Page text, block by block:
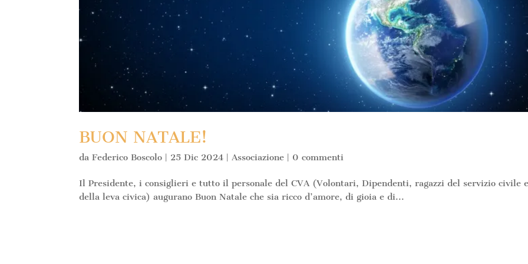
BUON NATALE!
daFederico Boscolo 25 Dic 2024 |Associazione 0 commenti
Il Presidente, i consiglieri e tutto il personale del CVA (Volontari, Dipendenti, ragazzi del servizio civile
della leva civica) augurano Buon Natale che sia ricco d’amore, di gioia e di...